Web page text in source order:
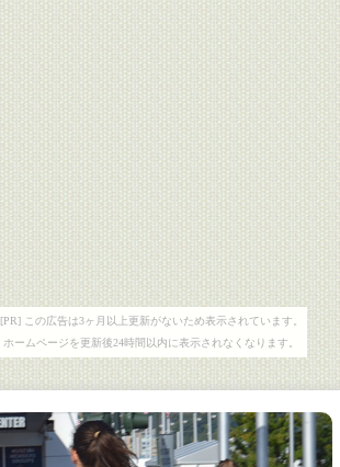
[PR] この広告は3ヶ月以上更新がないため表示されています。
ホームページを更新後24時間以内に表示されなくなります。